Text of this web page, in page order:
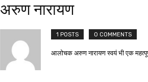
अरुण नारायण
1 POSTS 0 COMMENTS
आलोचक अरुण नारायण स्वयं भी एक